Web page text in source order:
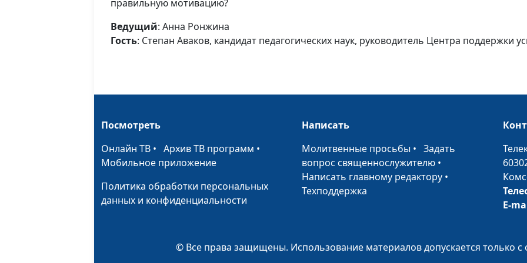
Идеальная
она
кто он?
правильную мотивацию?
Ведущий: Анна Ронжина
Гость: Степан Аваков, кандидат педагогических наук, руководитель Центра поддержки
Посмотреть
Онлайн ТВ • Архив ТВ программ •
Мобильное приложение
Политика обработки персональных
данных и конфиденциальности
Написать
Молитвенные просьбы •Задать
вопрос священнослужителю •
Написать главному редактору •
Техподдержка
E-
© Все права защищены. Использование материалов допускается только с